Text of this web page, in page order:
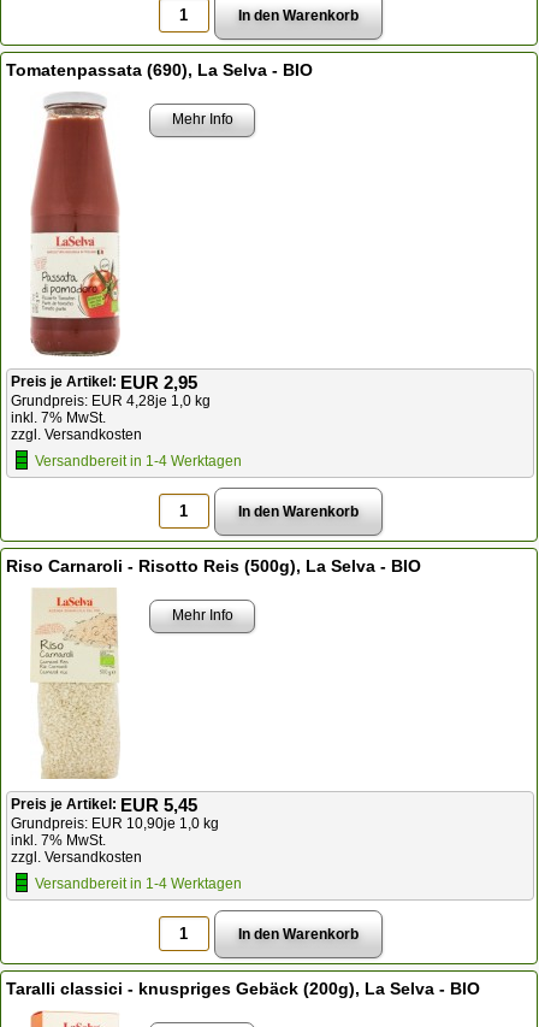
Tomatenpassata (690), La Selva - BIO
Mehr Info
Preis je Artikel: EUR 2,95
Grundpreis: EUR 4,28je 1,0 kg
inkl. 7% MwSt.
zzgl. Versandkosten
Versandbereit in 1-4 Werktagen
Riso Carnaroli - Risotto Reis (500g), La Selva - BIO
Mehr Info
Preis je Artikel: EUR 5,45
Grundpreis: EUR 10,90je 1,0 kg
inkl. 7% MwSt.
zzgl. Versandkosten
Versandbereit in 1-4 Werktagen
Taralli classici - knuspriges Gebäck (200g), La Selva - BIO